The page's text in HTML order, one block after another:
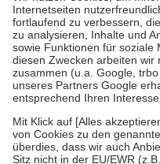
Kosten der Leistung zu
Diese Regeln gelten
Bei Heilmitteln und
Zuzahlung zehn Prozent der
Verordnung.
Um das Engagement der
stärken und die besondere
fallenkeine Zuzahlungenan
• Kindern und Jugendlichen
mit Ausnahme der Fahrkosten